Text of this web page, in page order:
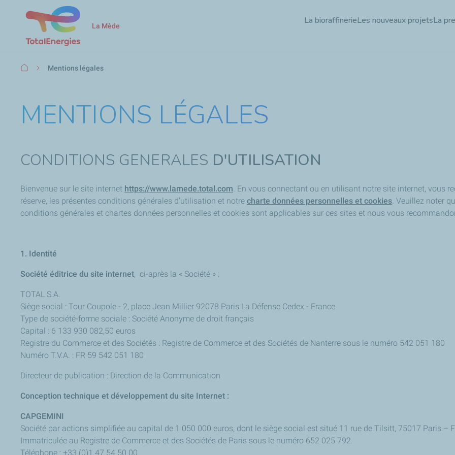
Aller
La Mède La bioraffinerieLes nouveaux projetsLa
Fil
Mentions légales
MENTIONS LÉGALES
CONDITIONS GENERALES D'UTILISATION
Bienvenue sur le site internet https://www.lamede.total.com . En vous connectant ou en utilisant notre site internet, vous
réserve, les présentes conditions générales d’utilisation et notre charte données personnelles et cookies . Veuillez noter
conditions générales et chartes données personnelles et cookies sont applicables sur ces sites et nous vous
1. Identité
Société éditrice du site internet, ci-après la « Société » :
TOTAL S.A.
Siège social : Tour Coupole - 2, place Jean Millier 92078 Paris La Défense Cedex - France
Type de société-forme sociale : Société Anonyme de droit français
Capital : 6 133 930 082,50 euros
Registre du Commerce et des Sociétés : Registre de Commerce et des Sociétés de Nanterre sous le numéro 542 051 180
Numéro T.V.A. : FR 59 542 051 180
Directeur de publication : Direction de la Communication
Conception technique et développement du site Internet :
CAPGEMINI
Société par actions simplifiée au capital de 1 050 000 euros, dont le siège social est situé 11 rue de Tilsitt, 75017 Paris –
Immatriculée au Registre de Commerce et des Sociétés de Paris sous le numéro 652 025 792.
Téléphone : +33 (0)1 47 54 50 00